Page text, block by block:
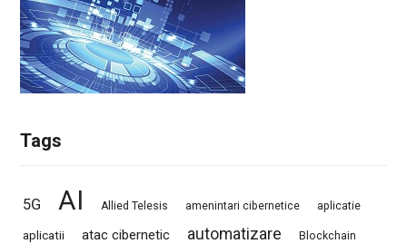
Tags
5G AI Allied Telesis amenintari cibernetice aplicatie
aplicatii atac cibernetic automatizare Blockchain